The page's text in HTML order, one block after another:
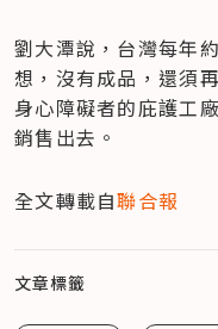
劉大潭說，台灣每年
想，沒有成品，還須
身心障礙者的庇護工
銷售出去。
全文轉載自聯合報
文章標籤